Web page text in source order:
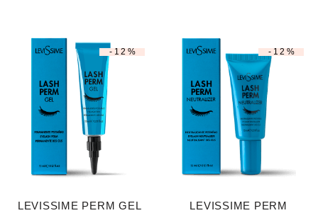
-12%
LEVISSIME PERM GEL
-12%
LEVISSIME PERM